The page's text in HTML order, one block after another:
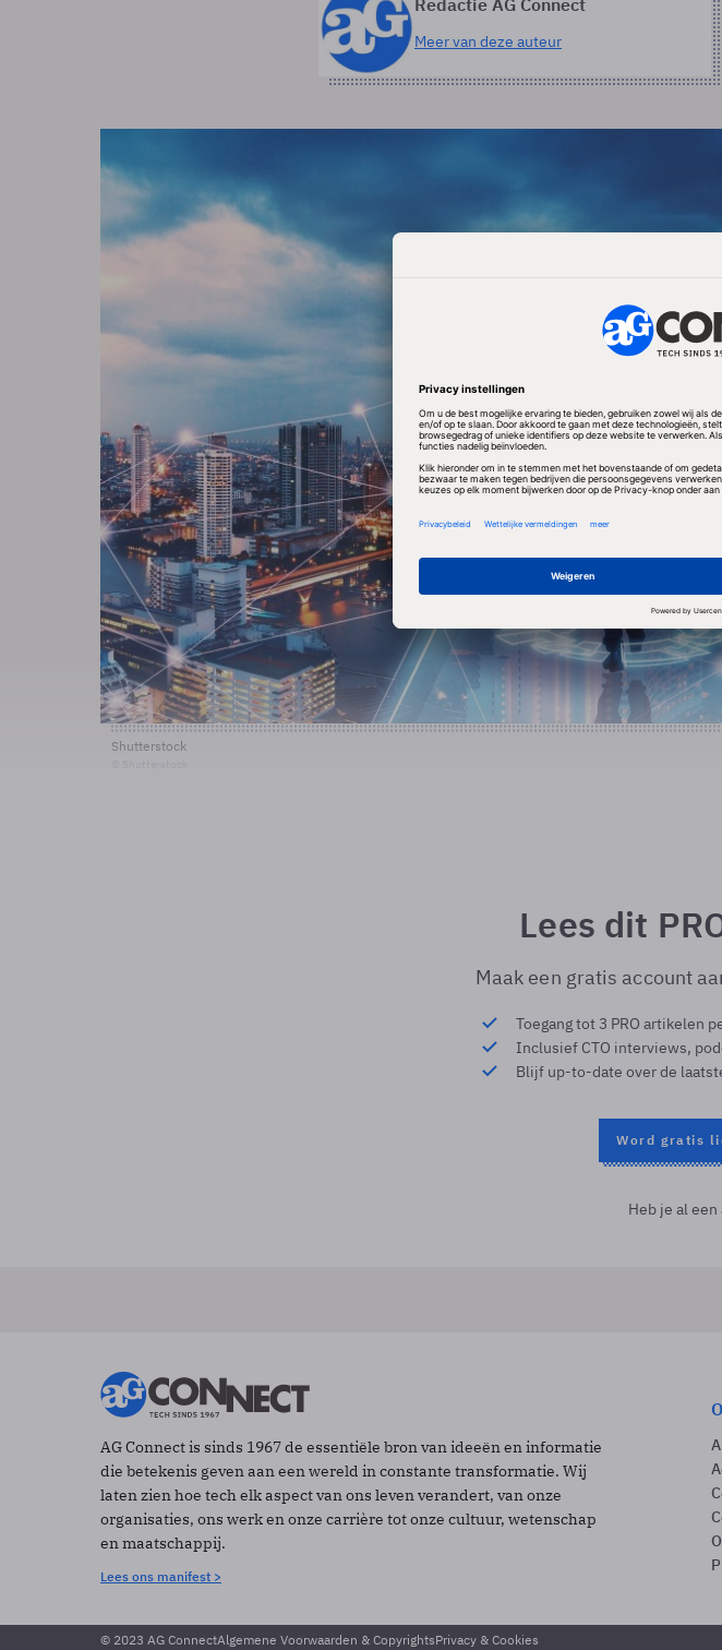
Redactie AG Connect
Meer van deze auteur
Shutterstock
Lees dit
Maak een gratis account
Toegang tot 3 PRO artikelen
Inclusief CTO interviews,
Blijf up-to-date over de
Word gratis
Heb je al een
AG Connect is sinds 1967 de essentiële bron van ideeën en informatie
die betekenis geven aan een wereld in constante transformatie. Wij
laten zien hoe tech elk aspect van ons leven verandert, van onze
organisaties, ons werk en onze carrière tot onze cultuur, wetenschap
en maatschappij.
Lees ons manifest >
© 2023 AG ConnectAlgemene Voorwaarden & CopyrightsPrivacy & Cookies